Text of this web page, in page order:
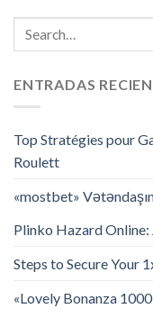
ENTRADAS
Top Stratégies pour
Roulett
«mostbet»
Plinko Hazard
Steps to Secure Your
«Lovely Bonanza